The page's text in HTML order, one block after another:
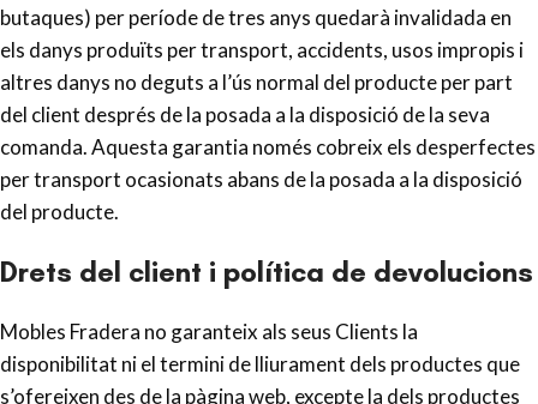
butaques) per període de tres anys quedarà invalidada en
els danys produïts per transport, accidents, usos impropis i
altres danys no deguts a l’ús normal del producte per part
del client després de la posada a la disposició de la seva
comanda. Aquesta garantia només cobreix els desperfectes
per transport ocasionats abans de la posada a la disposició
del producte.
Drets del client i política de devolucions
Mobles Fradera no garanteix als seus Clients la
disponibilitat ni el termini de lliurament dels productes que
s’ofereixen des de la pàgina web, excepte la dels productes